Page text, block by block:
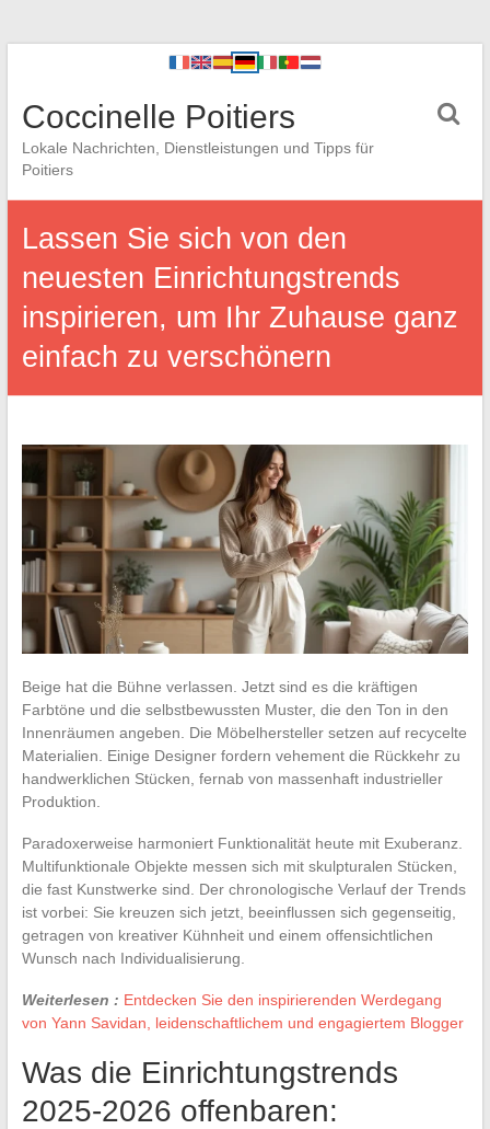
Coccinelle Poitiers
Lokale Nachrichten, Dienstleistungen und Tipps für
Poitiers
Lassen Sie sich von den
neuesten Einrichtungstrends
inspirieren, um Ihr Zuhause ganz
einfach zu verschönern
Beige hat die Bühne verlassen. Jetzt sind es die kräftigen
Farbtöne und die selbstbewussten Muster, die den Ton in den
Innenräumen angeben. Die Möbelhersteller setzen auf recycelte
Materialien. Einige Designer fordern vehement die Rückkehr zu
handwerklichen Stücken, fernab von massenhaft industrieller
Produktion.
Paradoxerweise harmoniert Funktionalität heute mit Exuberanz.
Multifunktionale Objekte messen sich mit skulpturalen Stücken,
die fast Kunstwerke sind. Der chronologische Verlauf der Trends
ist vorbei: Sie kreuzen sich jetzt, beeinflussen sich gegenseitig,
getragen von kreativer Kühnheit und einem offensichtlichen
Wunsch nach Individualisierung.
Weiterlesen : Entdecken Sie den inspirierenden Werdegang
von Yann Savidan, leidenschaftlichem und engagiertem Blogger
Was die Einrichtungstrends
2025-2026 offenbaren: